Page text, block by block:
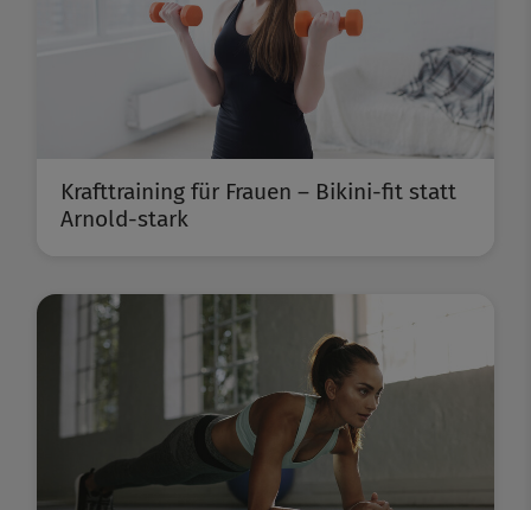
Krafttraining für Frauen – Bikini-fit statt
Arnold-stark